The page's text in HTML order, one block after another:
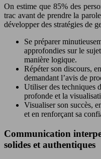
On estime que 85% des
trac avant de prendre la
développer des stratégies de
Se préparer
approfondies sur le
manière logique.
Répéter son discours,
demandant l’avis de
Utiliser des techniques
profonde et la
Visualiser son succès,
et en renforçant sa
Communication
solides et authentiques